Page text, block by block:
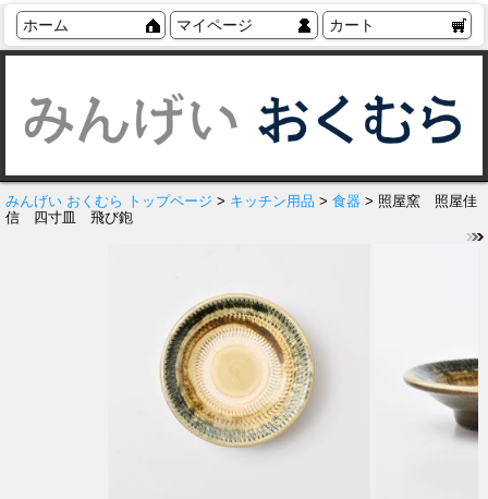
ホーム マイページ カート
みんげい おくむら トップページ > キッチン用品 > 食器 > 照屋窯 照屋佳
信 四寸皿 飛び鉋